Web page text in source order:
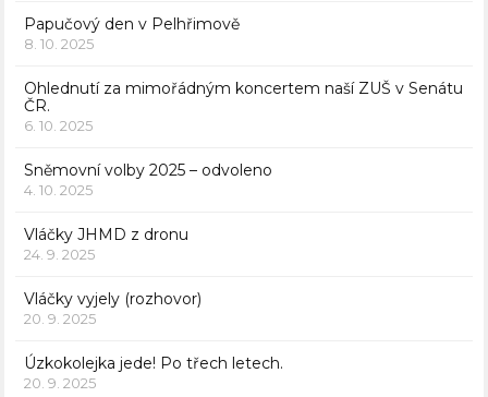
Papučový den v Pelhřimově
8. 10. 2025
Ohlednutí za mimořádným koncertem naší ZUŠ v Senátu
ČR.
6. 10. 2025
Sněmovní volby 2025 – odvoleno
4. 10. 2025
Vláčky JHMD z dronu
24. 9. 2025
Vláčky vyjely (rozhovor)
20. 9. 2025
Úzkokolejka jede! Po třech letech.
20. 9. 2025